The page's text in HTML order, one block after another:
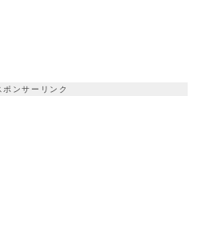
ポンサーリンク